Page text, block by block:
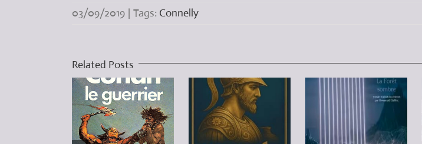
03/09/2019 | Tags: Connelly
Related Posts